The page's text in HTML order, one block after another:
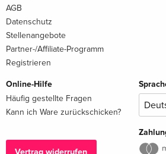
AGB
Datenschutz
Stellenangebote
Partner-/Affiliate-Programm
Registrieren
Online-Hilfe
Häufig gestellte Fragen
Kann ich Ware zurückschicken?
Vertrag widerrufen